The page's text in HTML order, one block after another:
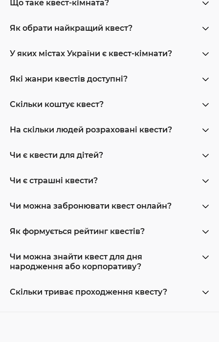
Що таке квест-кімната?
Як обрати найкращий квест?
У яких містах України є квест-кімнати?
Які жанри квестів доступні?
Скільки коштує квест?
На скільки людей розраховані квести?
Чи є квести для дітей?
Чи є страшні квести?
Чи можна забронювати квест онлайн?
Як формується рейтинг квестів?
Чи можна знайти квест для дня
народження або корпоративу?
Скільки триває проходження квесту?